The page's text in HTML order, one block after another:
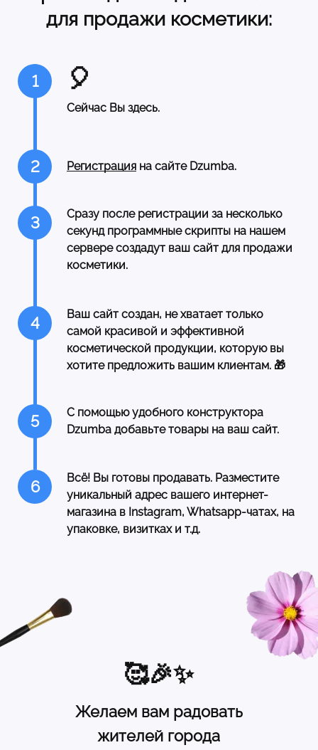
для продажи косметики:
1 🎈
Сейчас Вы здесь.
2 Регистрация на сайте Dzumba.
3
Сразу после регистрации за несколько
секунд программные скрипты на нашем
сервере создадут ваш сайт для продажи
косметики.
4
Ваш сайт создан, не хватает только
самой красивой и эффективной
косметической продукции, которую вы
хотите предложить вашим клиентам. 🎁
5
С помощью удобного конструктора
Dzumba добавьте товары на ваш сайт.
6
Всё! Вы готовы продавать. Разместите
уникальный адрес вашего интернет-
магазина в Instagram, Whatsapp-чатах, на
упаковке, визитках и т.д.
🥰🎉✨
Желаем вам радовать
жителей города